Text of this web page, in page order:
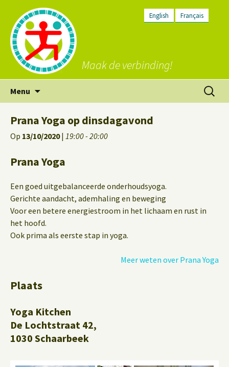
English Français
Maak de verbinding!
Menu
inhoud
Zoeken
naar:
Prana Yoga op dinsdagavond
Op 13/10/2020| 19:00 - 20:00
Prana Yoga
Een goed uitgebalanceerde onderhoudsyoga.
Gerichte aandacht, ademhaling en beweging
Voor een betere energiestroom in het lichaam en rust in
het hoofd.
Ook prima als eerste stap in yoga.
Meer weten over Prana Yoga
Plaats
Yoga Kitchen
De Lochtstraat 42,
1030 Schaarbeek